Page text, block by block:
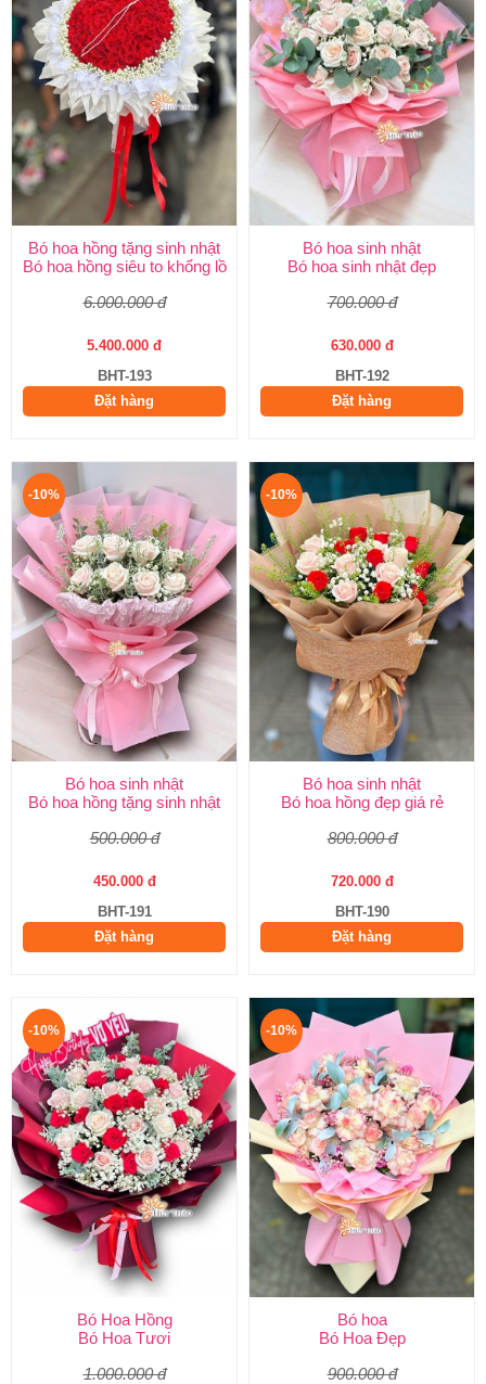
Bó hoa hồng tặng sinh nhật
Bó hoa hồng siêu to khổng lồ
6.000.000 đ
5.400.000 đ
BHT-193
Đặt hàng
Bó hoa sinh nhật
Bó hoa sinh nhật đẹp
700.000 đ
630.000 đ
BHT-192
Đặt hàng
-10%
Bó hoa sinh nhật
Bó hoa hồng tặng sinh nhật
500.000 đ
450.000 đ
BHT-191
Đặt hàng
-10%
Bó hoa sinh nhật
Bó hoa hồng đẹp giá rẻ
800.000 đ
720.000 đ
BHT-190
Đặt hàng
-10%
Bó Hoa Hồng
Bó Hoa Tươi
1.000.000 đ
-10%
Bó hoa
Bó Hoa Đẹp
900.000 đ